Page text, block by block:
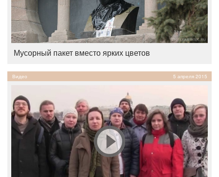
Мусорный пакет вместо ярких цветов
Видео 5 апреля 2015